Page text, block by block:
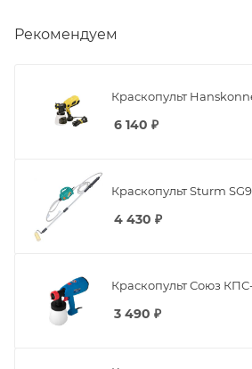
Рекомендуем
Краскопульт
6 140 ₽
Краскопульт Sturm
4 430 ₽
Краскопульт Союз
3 490 ₽